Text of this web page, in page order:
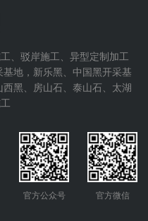
、驳岸施工、异型定制加工
地，新乐黑、中国黑开采基
黑、房山石、泰山石、太湖
官方公众号 官方微信